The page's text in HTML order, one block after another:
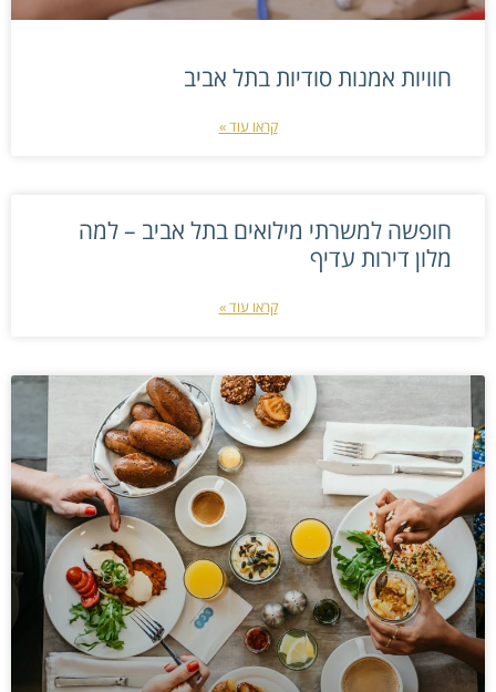
חוויות אמנות סודיות בתל אביב
קראו עוד »
חופשה למשרתי מילואים בתל אביב – למה
מלון דירות עדיף
קראו עוד »